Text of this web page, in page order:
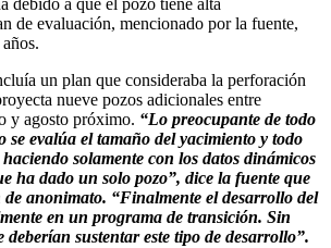
debido a que el pozo tiene alta
de evaluación, mencionado por la fuente,
un plan que consideraba la perforación
nueve pozos adicionales entre
y agosto próximo. “Lo preocupante de todo
se evalúa el tamaño del yacimiento y todo
haciendo solamente con los datos dinámicos
ha dado un solo pozo”, dice la fuente que
anonimato. “Finalmente el desarrollo del
en un programa de transición. Sin
deberían sustentar este tipo de desarrollo”.